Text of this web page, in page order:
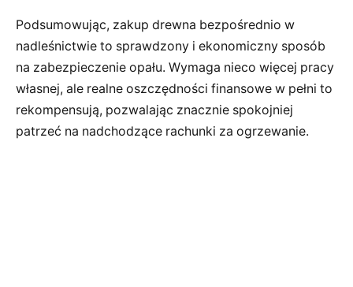
Podsumowując, zakup drewna bezpośrednio w
nadleśnictwie to sprawdzony i ekonomiczny sposób
na zabezpieczenie opału. Wymaga nieco więcej pracy
własnej, ale realne oszczędności finansowe w pełni to
rekompensują, pozwalając znacznie spokojniej
patrzeć na nadchodzące rachunki za ogrzewanie.